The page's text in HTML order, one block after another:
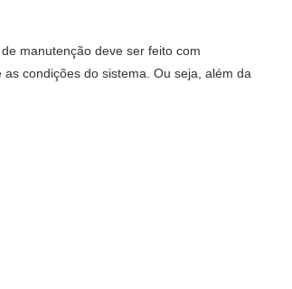
manutenção deve ser feito com
condições do sistema. Ou seja, além da